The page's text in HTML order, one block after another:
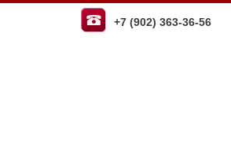
+7 (902) 363-36-56